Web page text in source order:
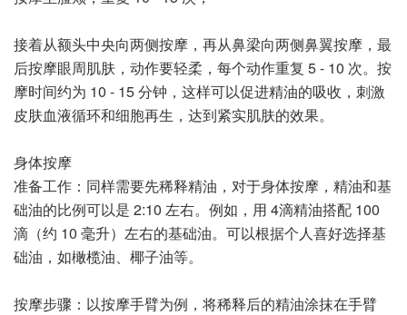
接着从额头中央向两侧按摩，再从鼻梁向两侧鼻翼按摩，最
后按摩眼周肌肤，动作要轻柔，每个动作重复 5 - 10 次。按
摩时间约为 10 - 15 分钟，这样可以促进精油的吸收，刺激
皮肤血液循环和细胞再生，达到紧实肌肤的效果。
身体按摩
准备工作：同样需要先稀释精油，对于身体按摩，精油和基
础油的比例可以是 2:10 左右。例如，用 4滴精油搭配 100
滴（约 10 毫升）左右的基础油。可以根据个人喜好选择基
础油，如橄榄油、椰子油等。
按摩步骤：以按摩手臂为例，将稀释后的精油涂抹在手臂